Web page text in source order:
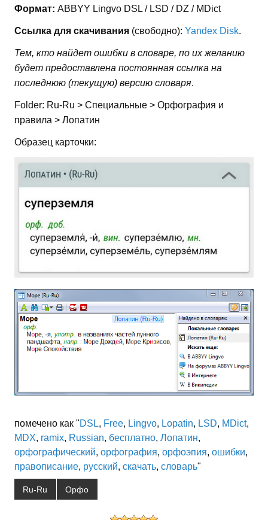
Формат: ABBYY Lingvo DSL / LSD / DZ / MDict
Ссылка для скачивания (свободно): Yandex Disk.
Тем, кто найдет ошибки в словаре, по их желанию
будет предоставлена постоянная ссылка на
последнюю (текущую) версию словаря.
Folder: Ru-Ru > Специальные > Орфография и
правила > Лопатин
Образец карточки:
помечено как "DSL, Free, Lingvo, Lopatin, LSD, MDict,
MDX, ramix, Russian, бесплатно, Лопатин,
орфографический, орфография, орфоэпия, ошибки,
правописание, русский, скачать, словарь"
Ru-Ru Орфо